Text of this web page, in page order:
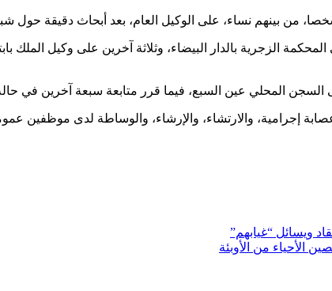
الزجرية بالدار البيضاء، وثلاثة آخرين على وكيل الملك
المحلي عين السبع، فيما قرر متابعة سبعة آخرين في
إجرامية، والارتشاء، والإرشاء، والوساطة لدى موظفين
ويسائل “غيابهم”
الأحياء من الأوبئة